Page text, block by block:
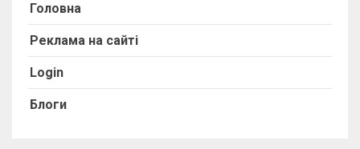
Головна
Реклама на сайті
Login
Блоги